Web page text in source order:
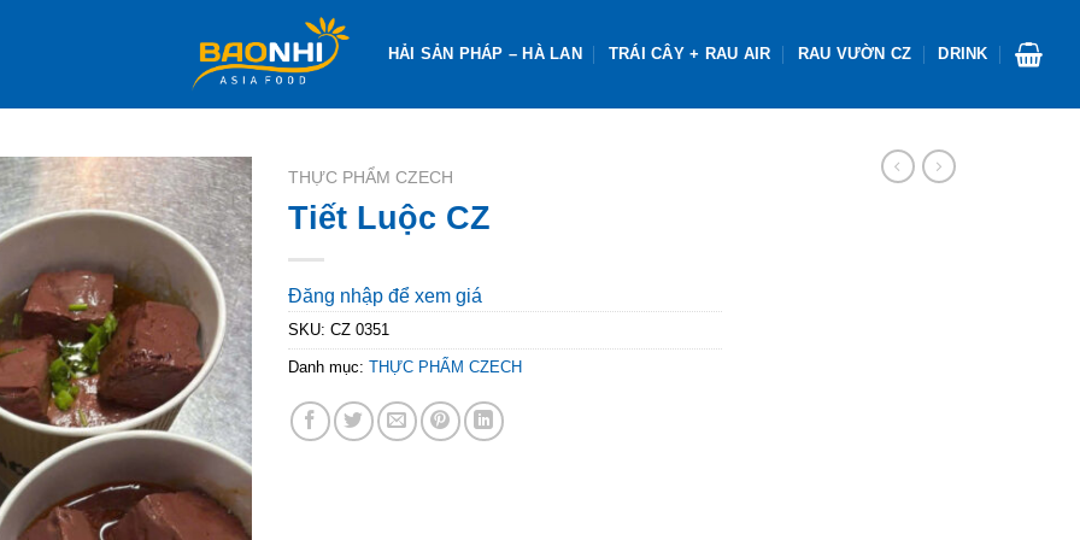
HẢI SẢN PHÁP – HÀ LAN TRÁI CÂY + RAU AIR RAU VƯỜN CZ DRINK
THỰC PHẨM CZECH
Tiết Luộc CZ
Đăng nhập để xem giá
SKU: CZ 0351
Danh mục: THỰC PHẨM CZECH